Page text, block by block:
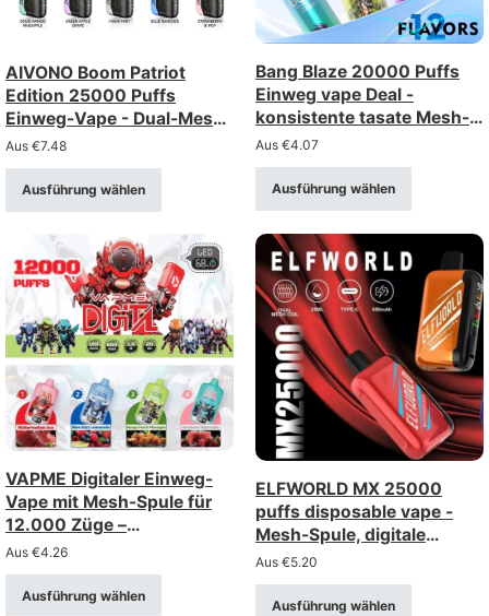
AIVONO Boom Patriot
Edition 25000 Puffs
Einweg-Vape - Dual-Mesh
mit LCD-Display
Aus €7.48
Ausführung wählen
Bang Blaze 20000 Puffs
Einweg vape Deal -
konsistente tasate Mesh-
Spule, wiederaufladbar
Aus €4.07
Ausführung wählen
VAPME Digitaler Einweg-
Vape mit Mesh-Spule für
12.000 Züge –
wiederaufladbar mit
Digitalanzeige (Stärke 0–
5%)
Aus €4.26
Ausführung wählen
ELFWORLD MX 25000
puffs disposable vape -
Mesh-Spule, digitale
Anzeige, einstellbare
Luftstrom
Aus €5.20
Ausführung wählen